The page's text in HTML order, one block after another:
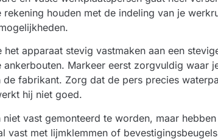
rekening houden met de indeling van je
het apparaat stevig vastmaken aan een
ankerbouten. Markeer eerst zorgvuldig waar
fabrikant. Zorg dat de pers precies
hij niet goed.
niet vast gemonteerd te worden, maar
vast met lijmklemmen of